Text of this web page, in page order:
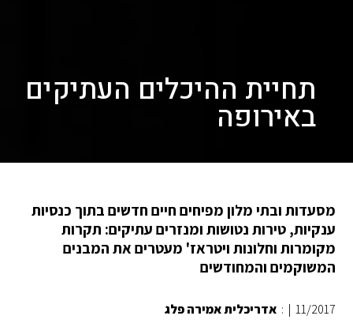
תחיית ההיכלים העתיקים
באירופה
מסעדות ובתי מלון מפיחים חיים חדשים בתוך כנסיות
ענקיות, טירות נטושות ומנזרים עתיקים: תקרות
מקומרות וחלונות ויטראז' מעטרים את המבנים
המשוקמים והמחודשים
11/2017
|
:אדריכלית אמירה פלג